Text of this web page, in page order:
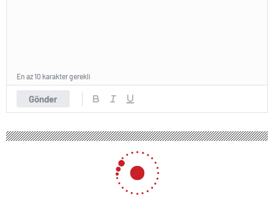
Gönder
En az 10 karakter gerekli